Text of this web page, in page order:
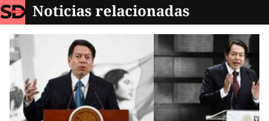
Noticias relacionadas